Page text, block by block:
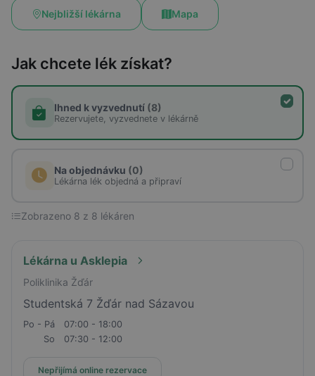
Nejbližší lékárna Mapa
Jak chcete lék získat?
Ihned k vyzvednutí (8)
Rezervujete, vyzvednete v lékárně
Na objednávku (0)
Lékárna lék objedná a připraví
Zobrazeno 8 z 8 lékáren
Lékárna u Asklepia
Poliklinika Žďár
Studentská 7 Žďár nad Sázavou
Po - Pá
07:00 - 18:00
So
07:30 - 12:00
Nepřijímá online rezervace